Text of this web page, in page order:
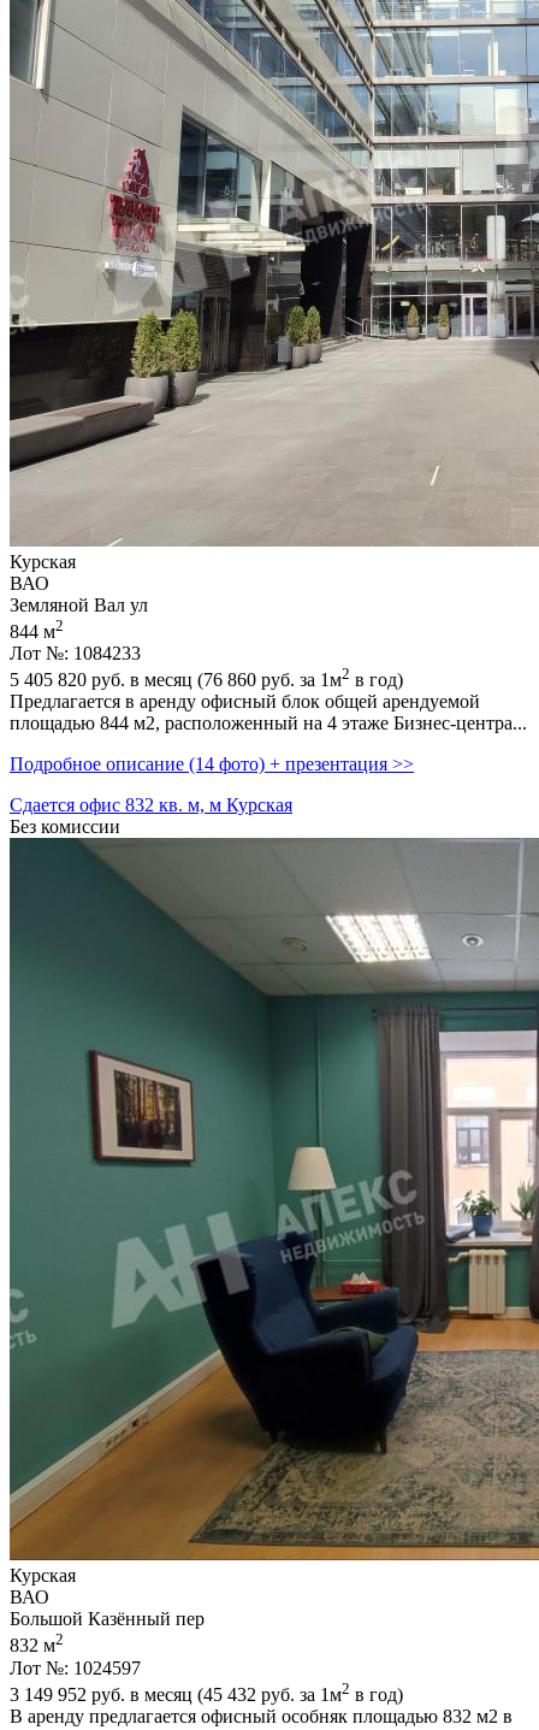
Курская
ВАО
Земляной Вал ул
844 м2
Лот №: 1084233
5 405 820 руб. в месяц (76 860 руб. за 1м2 в год)
Предлагается в аренду офисный блок общей арендуемой
площадью 844 м2,­ расположенный на 4 этаже Бизнес-центра...
Подробное описание (14 фото) + презентация >>
Сдается офис 832 кв. м, м Курская
Без комиссии
Курская
ВАО
Большой Казённый пер
832 м2
Лот №: 1024597
3 149 952 руб. в месяц (45 432 руб. за 1м2 в год)
В аренду предлагается офисный особняк площадью 832 м2 в